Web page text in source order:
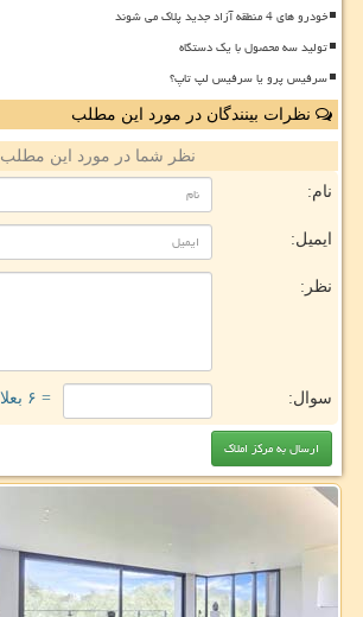
خودرو های 4 منطقه آزاد جدید پلاک می شوند
تولید سه محصول با یک دستگاه
سرفیس پرو یا سرفیس لپ تاپ؟
نظرات بینندگان در مورد این مطلب
نظر شما در مورد این مطلب
نام:
ایمیل:
نظر:
سوال: = ۶ بعلاوه ۴